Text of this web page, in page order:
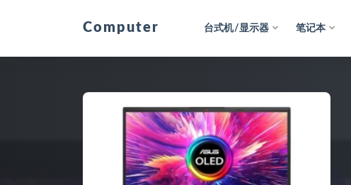
Computer 台式机/显示器 笔记本